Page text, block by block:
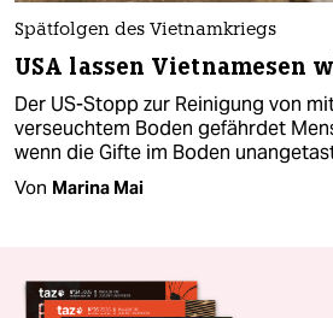
Spätfolgen des Vietnamkriegs
USA lassen Vietnamesen
Der US-Stopp zur Reinigung von
verseuchtem Boden gefährdet
wenn die Gifte im Boden
Von Marina Mai